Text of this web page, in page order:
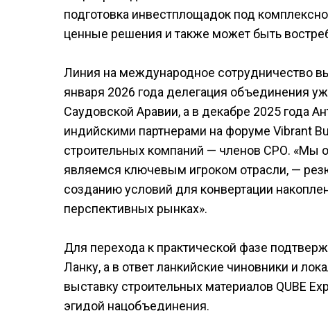
подготовка инвестплощадок под
ценные решения и также может быть
Линия на международное сотрудничество
января 2026 года делегация объединения
Саудовской Аравии, а в декабре 2025 года
индийскими партнерами на форуме Vibrant
строительных компаний — членов СРО. «Мы
являемся ключевым игроком отрасли, —
созданию условий для конвертации
перспективных рынках».
Для перехода к практической фазе
Ланку, а в ответ ланкийские чиновники и
выставку строительных материалов QUBE
эгидой нацобъединения.